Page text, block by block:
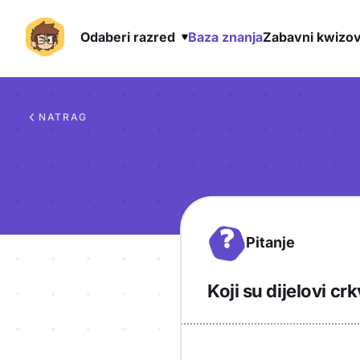
Odaberi razred Baza znanjaZabavni
NATRAG
? Pitanje
Koji su dijelovi